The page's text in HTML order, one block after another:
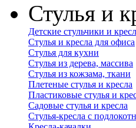
Стулья и
Детские стульчики и
Стулья и кресла для офиса
Стулья для кухни
Стулья из дерева, массива
Стулья из кожзама, ткани
Плетеные стулья и кресла
Пластиковые стулья и
Садовые стулья и кресла
Стулья-кресла с